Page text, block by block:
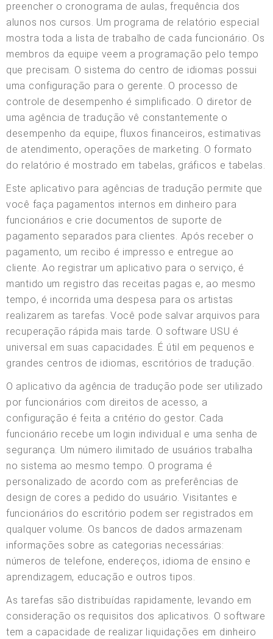
preencher o cronograma de aulas, frequência dos
alunos nos cursos. Um programa de relatório especial
mostra toda a lista de trabalho de cada funcionário. Os
membros da equipe veem a programação pelo tempo
que precisam. O sistema do centro de idiomas possui
uma configuração para o gerente. O processo de
controle de desempenho é simplificado. O diretor de
uma agência de tradução vê constantemente o
desempenho da equipe, fluxos financeiros, estimativas
de atendimento, operações de marketing. O formato
do relatório é mostrado em tabelas, gráficos e tabelas.
Este aplicativo para agências de tradução permite que
você faça pagamentos internos em dinheiro para
funcionários e crie documentos de suporte de
pagamento separados para clientes. Após receber o
pagamento, um recibo é impresso e entregue ao
cliente. Ao registrar um aplicativo para o serviço, é
mantido um registro das receitas pagas e, ao mesmo
tempo, é incorrida uma despesa para os artistas
realizarem as tarefas. Você pode salvar arquivos para
recuperação rápida mais tarde. O software USU é
universal em suas capacidades. É útil em pequenos e
grandes centros de idiomas, escritórios de tradução.
O aplicativo da agência de tradução pode ser utilizado
por funcionários com direitos de acesso, a
configuração é feita a critério do gestor. Cada
funcionário recebe um login individual e uma senha de
segurança. Um número ilimitado de usuários trabalha
no sistema ao mesmo tempo. O programa é
personalizado de acordo com as preferências de
design de cores a pedido do usuário. Visitantes e
funcionários do escritório podem ser registrados em
qualquer volume. Os bancos de dados armazenam
informações sobre as categorias necessárias:
números de telefone, endereços, idioma de ensino e
aprendizagem, educação e outros tipos.
As tarefas são distribuídas rapidamente, levando em
consideração os requisitos dos aplicativos. O software
tem a capacidade de realizar liquidações em dinheiro